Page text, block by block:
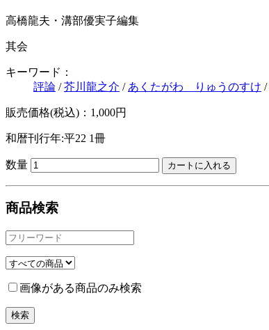
高橋龍夫・溝部優実子編集
其会
キーワード：
評論 /芥川龍之介 / あくたがわ りゅうのすけ /
販売価格(税込)：1,000円
和暦刊行年:平22 1冊
数量
商品検索
画像がある商品のみ検索